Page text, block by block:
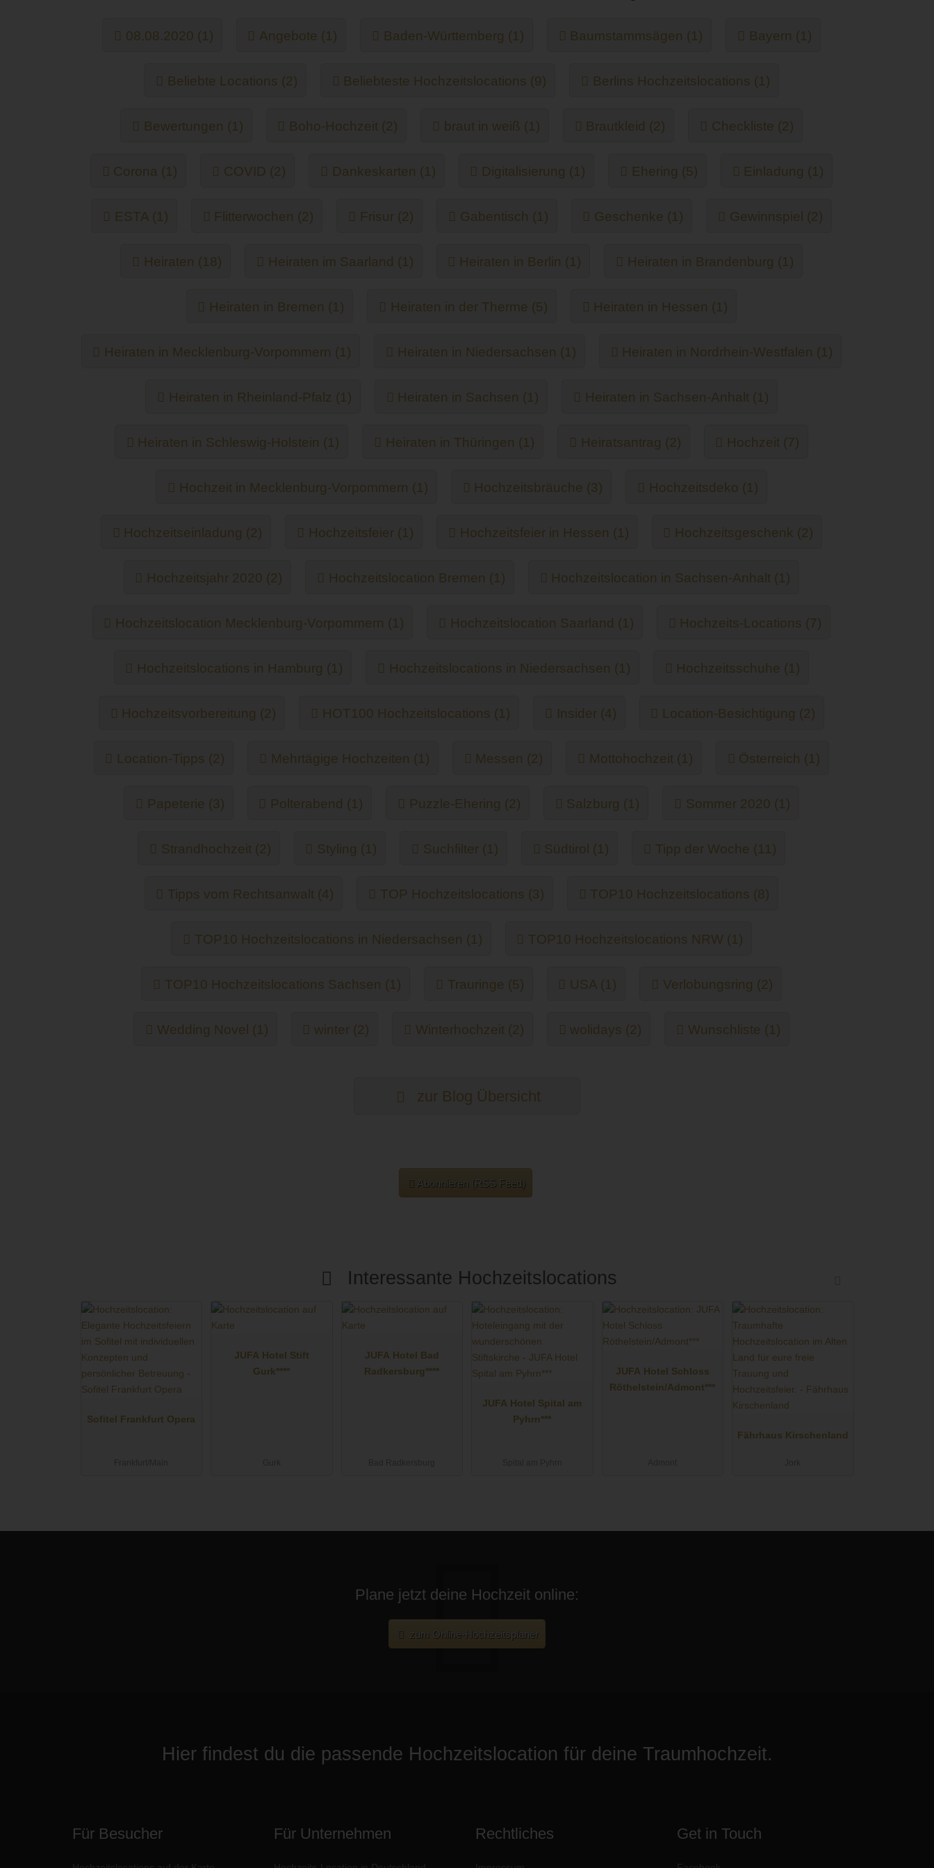
08.08.2020 (1) Angebote (1) Baden-Württemberg (1) Baumstammsägen (1) Bayern (1)
Beliebte Locations (2) Beliebteste Hochzeitslocations (9) Berlins Hochzeitslocations (1)
Bewertungen (1) Boho-Hochzeit (2) braut in weiß (1) Brautkleid (2) Checkliste (2)
Corona (1) COVID (2) Dankeskarten (1) Digitalisierung (1) Ehering (5) Einladung (1)
ESTA (1) Flitterwochen (2) Frisur (2) Gabentisch (1) Geschenke (1) Gewinnspiel (2)
Heiraten (18) Heiraten im Saarland (1) Heiraten in Berlin (1) Heiraten in Brandenburg (1)
Heiraten in Bremen (1) Heiraten in der Therme (5) Heiraten in Hessen (1)
Heiraten in Mecklenburg-Vorpommern (1) Heiraten in Niedersachsen (1) Heiraten in Nordrhein-Westfalen (1)
Heiraten in Rheinland-Pfalz (1) Heiraten in Sachsen (1) Heiraten in Sachsen-Anhalt (1)
Heiraten in Schleswig-Holstein (1) Heiraten in Thüringen (1) Heiratsantrag (2) Hochzeit (7)
Hochzeit in Mecklenburg-Vorpommern (1) Hochzeitsbräuche (3) Hochzeitsdeko (1)
Hochzeitseinladung (2) Hochzeitsfeier (1) Hochzeitsfeier in Hessen (1) Hochzeitsgeschenk (2)
Hochzeitsjahr 2020 (2) Hochzeitslocation Bremen (1) Hochzeitslocation in Sachsen-Anhalt (1)
Hochzeitslocation Mecklenburg-Vorpommern (1) Hochzeitslocation Saarland (1) Hochzeits-Locations (7)
Hochzeitslocations in Hamburg (1) Hochzeitslocations in Niedersachsen (1) Hochzeitsschuhe (1)
Hochzeitsvorbereitung (2) HOT100 Hochzeitslocations (1) Insider (4) Location-Besichtigung (2)
Location-Tipps (2) Mehrtägige Hochzeiten (1) Messen (2) Mottohochzeit (1) Österreich (1)
Papeterie (3) Polterabend (1) Puzzle-Ehering (2) Salzburg (1) Sommer 2020 (1)
Strandhochzeit (2) Styling (1) Suchfilter (1) Südtirol (1) Tipp der Woche (11)
Tipps vom Rechtsanwalt (4) TOP Hochzeitslocations (3) TOP10 Hochzeitslocations (8)
TOP10 Hochzeitslocations in Niedersachsen (1) TOP10 Hochzeitslocations NRW (1)
TOP10 Hochzeitslocations Sachsen (1) Trauringe (5) USA (1) Verlobungsring (2)
Wedding Novel (1) winter (2) Winterhochzeit (2) wolidays (2) Wunschliste (1)
zur Blog Übersicht
Abonnieren (RSS Feed)
Interessante Hochzeitslocations
Sofitel Frankfurt Opera
JUFA Hotel Stift
Gurk****
JUFA Hotel Bad
Radkersburg****
JUFA Hotel Spital am
Pyhrn***
JUFA Hotel Schloss
Röthelstein/Admont***
Fährhaus Kirschenland
Plane jetzt deine Hochzeit online:
zum Online-Hochzeitsplaner
Hier findest du die passende Hochzeitslocation für deine Traumhochzeit.
Für Besucher Für Unternehmen Rechtliches Get in Touch